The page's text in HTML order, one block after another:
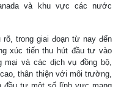
và khu vực các nước
rõ, trong giai đoạn từ nay đến
xúc tiến thu hút đầu tư vào
và các dịch vụ đồng bộ,
thân thiện với môi trường,